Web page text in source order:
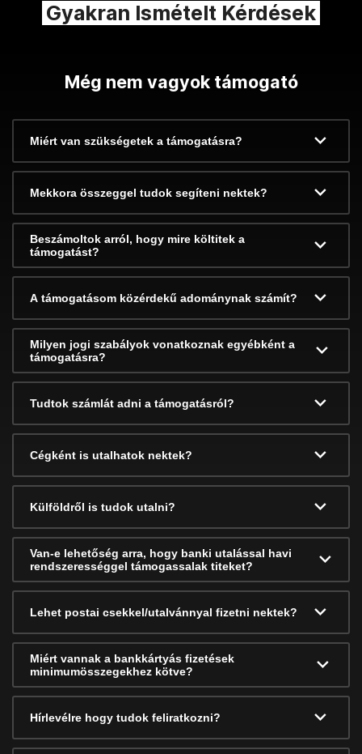
Gyakran Ismételt Kérdések
Még nem vagyok támogató
Miért van szükségetek a támogatásra?
Mekkora összeggel tudok segíteni nektek?
Beszámoltok arról, hogy mire költitek a
támogatást?
A támogatásom közérdekű adománynak számít?
Milyen jogi szabályok vonatkoznak egyébként a
támogatásra?
Tudtok számlát adni a támogatásról?
Cégként is utalhatok nektek?
Külföldről is tudok utalni?
Van-e lehetőség arra, hogy banki utalással havi
rendszerességgel támogassalak titeket?
Lehet postai csekkel/utalvánnyal fizetni nektek?
Miért vannak a bankkártyás fizetések
minimumösszegekhez kötve?
Hírlevélre hogy tudok feliratkozni?